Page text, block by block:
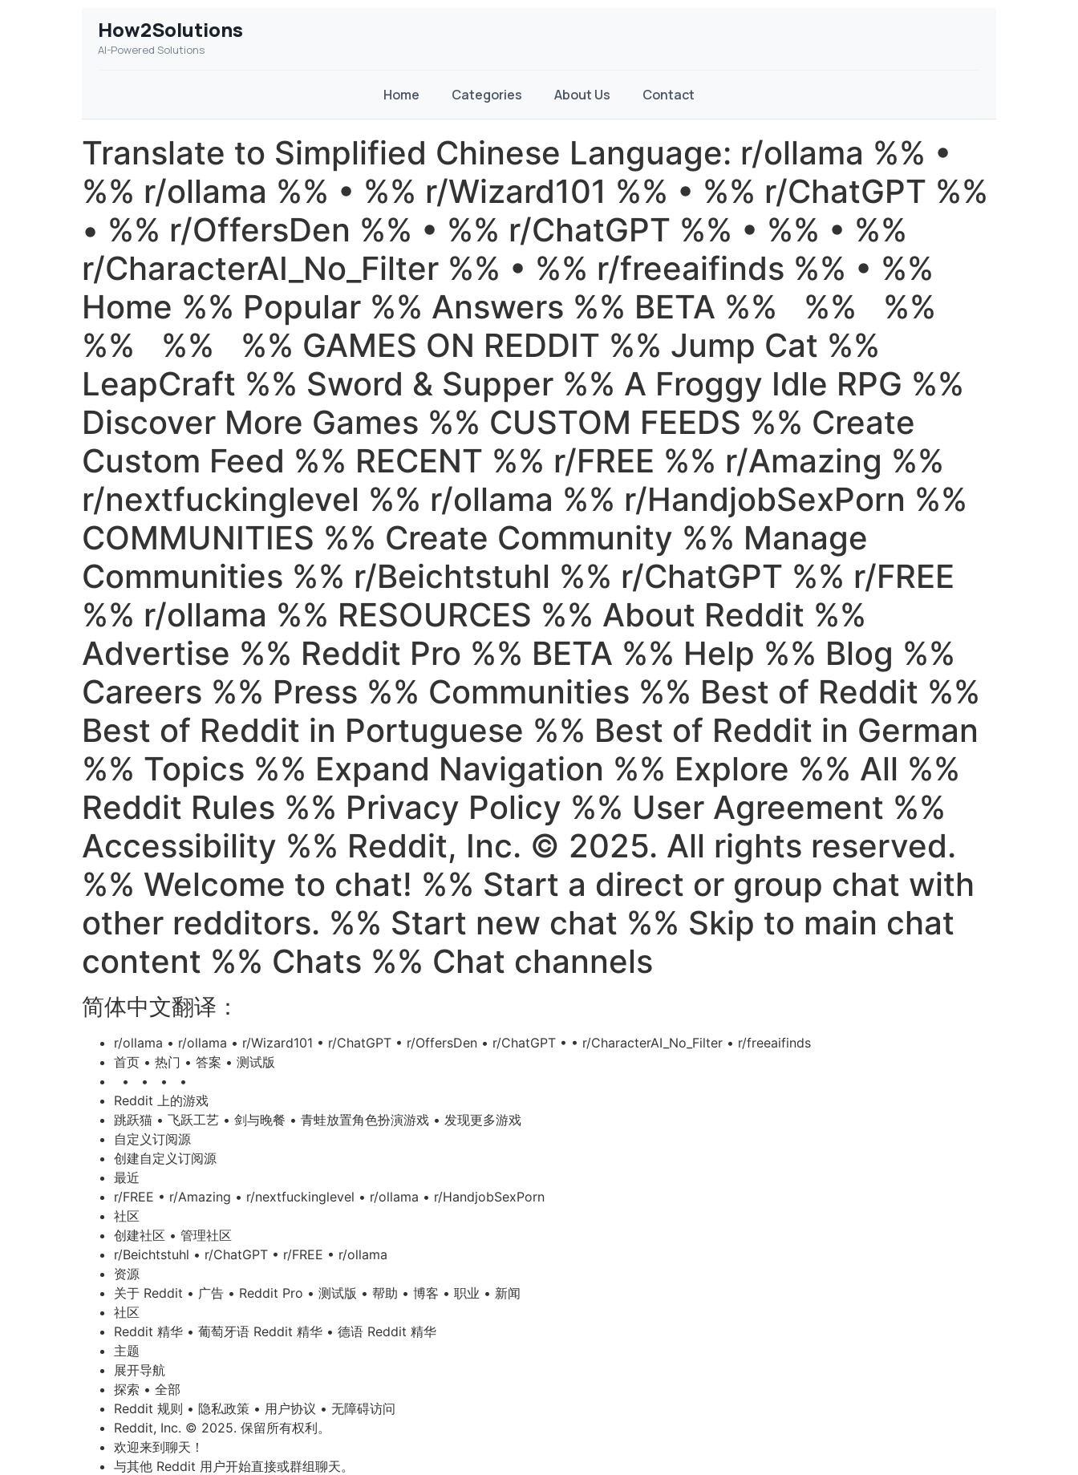
How2Solutions
AI-Powered Solutions
Home Categories About Us Contact
Translate to Simplified Chinese Language: r/ollama %% •
%% r/ollama %% • %% r/Wizard101 %% • %% r/ChatGPT %%
• %% r/OffersDen %% • %% r/ChatGPT %% • %% • %%
r/CharacterAI_No_Filter %% • %% r/freeaifinds %% • %%
Home %% Popular %% Answers %% BETA %% %% %%
%% %% %% GAMES ON REDDIT %% Jump Cat %%
LeapCraft %% Sword & Supper %% A Froggy Idle RPG %%
Discover More Games %% CUSTOM FEEDS %% Create
Custom Feed %% RECENT %% r/FREE %% r/Amazing %%
r/nextfuckinglevel %% r/ollama %% r/HandjobSexPorn %%
COMMUNITIES %% Create Community %% Manage
Communities %% r/Beichtstuhl %% r/ChatGPT %% r/FREE
%% r/ollama %% RESOURCES %% About Reddit %%
Advertise %% Reddit Pro %% BETA %% Help %% Blog %%
Careers %% Press %% Communities %% Best of Reddit %%
Best of Reddit in Portuguese %% Best of Reddit in German
%% Topics %% Expand Navigation %% Explore %% All %%
Reddit Rules %% Privacy Policy %% User Agreement %%
Accessibility %% Reddit, Inc. © 2025. All rights reserved.
%% Welcome to chat! %% Start a direct or group chat with
other redditors. %% Start new chat %% Skip to main chat
content %% Chats %% Chat channels
简体中文翻译：
r/ollama • r/ollama • r/Wizard101 • r/ChatGPT • r/OffersDen • r/ChatGPT • • r/CharacterAI_No_Filter • r/freeaifinds
首页 • 热门 • 答案 • 测试版
• • • •
Reddit 上的游戏
跳跃猫 • 飞跃工艺 • 剑与晚餐 • 青蛙放置角色扮演游戏 • 发现更多游戏
自定义订阅源
创建自定义订阅源
最近
r/FREE • r/Amazing • r/nextfuckinglevel • r/ollama • r/HandjobSexPorn
社区
创建社区 • 管理社区
r/Beichtstuhl • r/ChatGPT • r/FREE • r/ollama
资源
关于 Reddit • 广告 • Reddit Pro • 测试版 • 帮助 • 博客 • 职业 • 新闻
社区
Reddit 精华 • 葡萄牙语 Reddit 精华 • 德语 Reddit 精华
主题
展开导航
探索 • 全部
Reddit 规则 • 隐私政策 • 用户协议 • 无障碍访问
Reddit, Inc. © 2025. 保留所有权利。
欢迎来到聊天！
与其他 Reddit 用户开始直接或群组聊天。